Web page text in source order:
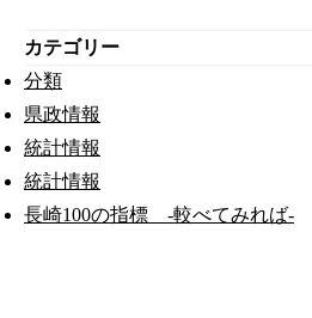
カテゴリー
分類
県政情報
統計情報
統計情報
長崎100の指標 -較べてみれば-